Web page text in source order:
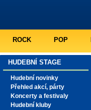
ROCK POP
HUDEBNÍ STAGE
Hudební novinky
Přehled akcí, párty
Koncerty a festivaly
Hudební kluby